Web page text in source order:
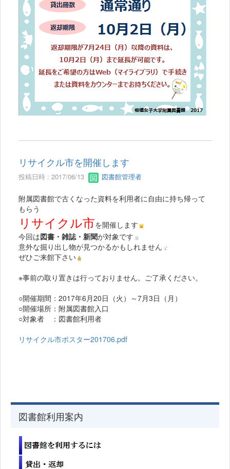
リサイクル市を開催します
投稿日時 : 2017/06/13 図書館管理者
附属図書館で古くなった資料を利用者に自由に持ち帰って
もらう
リサイクル市を開催します
今回は図書・雑誌・新聞が対象です
意外な掘り出し物が見つかるかもしれません
ぜひご来館下さい
※事前の取り置きは行っておりません。ご了承ください。
○開催期間：2017年6月20日（火）～7月3日（月）
○開催場所：附属図書館入口
○対象者 ：図書館利用者
リサイクル市ポスター201706.pdf
図書館利用案内